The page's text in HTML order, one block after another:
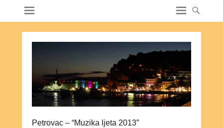
Petrovac – “Muzika ljeta 2013”